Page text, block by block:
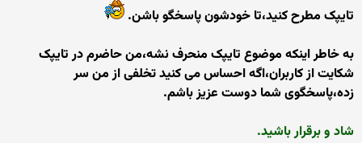
تایپک مطرح کنید،تا خودشون پاسخگو باشن.
به خاطر اینکه موضوع تایپک منحرف نشه،من حاضرم در تایپک
شکایت از کاربران،اگه احساس می کنید تخلفی از من سر
زده،پاسخگوی شما دوست عزیز باشم.
شاد و برقرار باشید.